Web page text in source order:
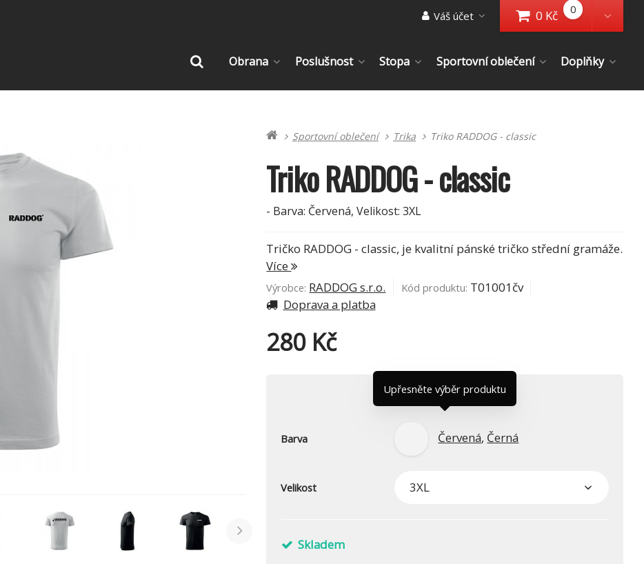
Váš účet
Přejít do košíku
0 Kč 0
Vyhledat
Obrana Poslušnost Stopa Sportovní oblečení Doplňky
Další
Sportovní oblečení Trika Triko RADDOG - classic
Triko RADDOG - classic
- Barva: Červená, Velikost: 3XL
Tričko RADDOG - classic, je kvalitní pánské tričko střední gramáže.
Více
Výrobce: RADDOG s.r.o. Kód produktu: T01001čv
Doprava a platba
280 Kč
Upřesněte výběr produktu
Barva Červená, Černá
Velikost
Skladem